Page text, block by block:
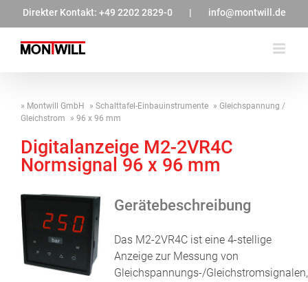
springen
Direkter Kontakt: +49 2202 2829-0 | info@montwill.de
Montwill GmbH Schalttafel-Einbauinstrumente
Gleichspannung /
Gleichstrom
96 x 96 mm
Digitalanzeige M2-2VR4C
Normsignal 96 x 96 mm
Gerätebeschreibung
Das M2-2VR4C ist eine 4-stellige
Anzeige zur Messung von
Gleichspannungs-/Gleichstromsignalen,